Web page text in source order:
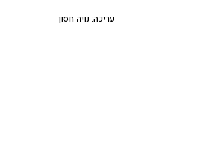
עריכה: נויה חסון